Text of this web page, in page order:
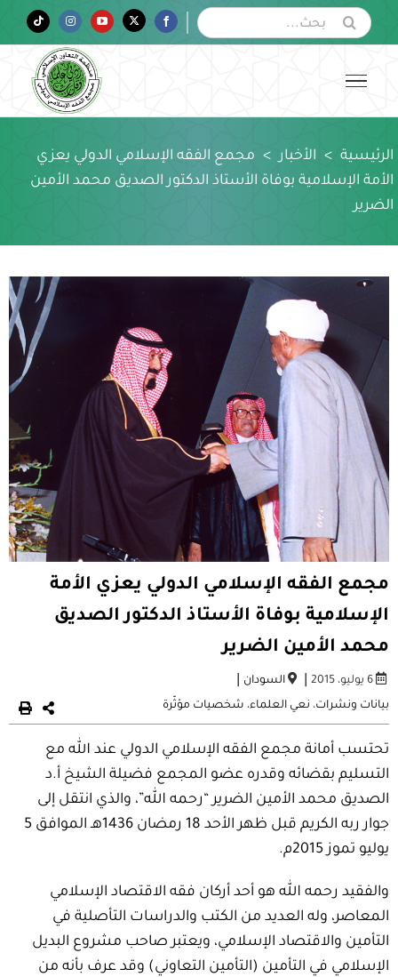
البحث
عن:
Facebook
Twitter
YouTube
Instagram
Tiktok
الرئيسية > الأخبار > مجمع الفقه الإسلامي الدولي يعزي
الأمة الإسلامية بوفاة الأستاذ الدكتور الصديق محمد الأمين
الضرير
مجمع الفقه الإسلامي الدولي يعزي الأمة
الإسلامية بوفاة الأستاذ الدكتور الصديق
محمد الأمين الضرير
6 يوليو، 2015 | السودان
بيانات ونشرات، نعي العلماء، شخصيات مؤثّرة
تحتسب أمانة مجمع الفقه الإسلامي الدولي عند الله مع
التسليم بقضائه وقدره عضو المجمع فضيلة الشيخ أ.د
الصديق محمد الأمين الضرير “رحمه الله”، والذي انتقل إلى
جوار ربه الكريم قبل ظهر الأحد 18 رمضان 1436هـ الموافق 5
يوليو تموز 2015م.
والفقيد رحمه الله هو أحد أركان فقه الاقتصاد الإسلامي
المعاصر، وله العديد من الكتب والدراسات التأصلية في
التأمين والاقتصاد الإسلامي، ويعتبر صاحب مشروع البديل
الإسلامي في التأمين (التأمين التعاوني) وقد عرف بأنه من